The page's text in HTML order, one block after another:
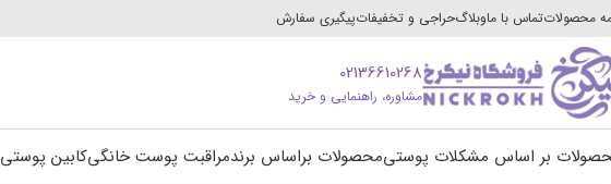
محصولاتتماس با ماوبلاگحراجی و تخفیفاتپیگیری سفارش
02136610268
مشاوره، راهنمایی و خرید
بر اساس مشکلات پوستیمحصولات براساس برندمراقبت پوست خانگیکابین پوستی